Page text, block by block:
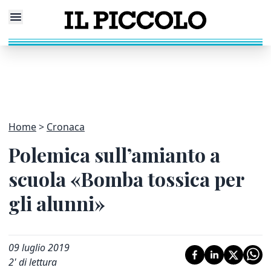
Home Cronaca
Polemica sull’amianto a
scuola «Bomba tossica per
gli alunni»
09 luglio 2019
2' di lettura